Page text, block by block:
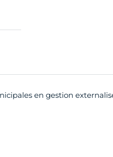
en gestion